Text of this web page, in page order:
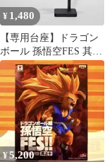
¥ 1,480
【専用台座】ドラゴン
ボール 孫悟空FES 其之
十二 其之九 コンパクト
化
¥5,200